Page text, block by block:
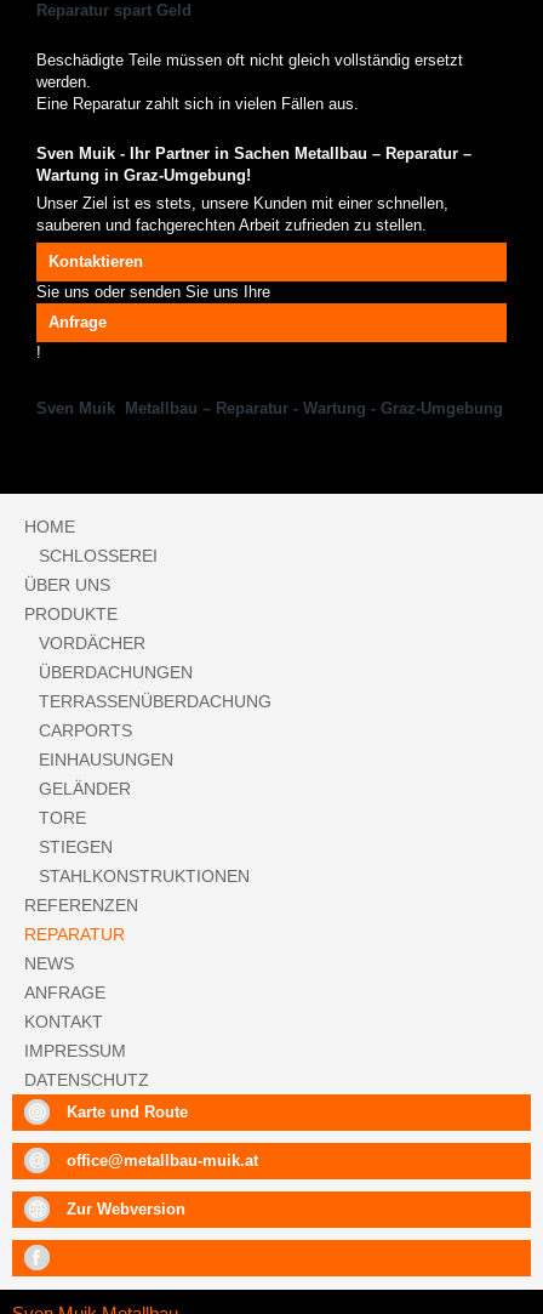
Reparatur spart Geld
Beschädigte Teile müssen oft nicht gleich vollständig ersetzt
werden.
Eine Reparatur zahlt sich in vielen Fällen aus.
Sven Muik - Ihr Partner in Sachen Metallbau – Reparatur –
Wartung in Graz-Umgebung!
Unser Ziel ist es stets, unsere Kunden mit einer schnellen,
sauberen und fachgerechten Arbeit zufrieden zu stellen.
Kontaktieren
Sie uns oder senden Sie uns Ihre
Anfrage
!
Sven Muik Metallbau – Reparatur - Wartung - Graz-Umgebung
HOME
SCHLOSSEREI
ÜBER UNS
PRODUKTE
VORDÄCHER
ÜBERDACHUNGEN
TERRASSENÜBERDACHUNG
CARPORTS
EINHAUSUNGEN
GELÄNDER
TORE
STIEGEN
STAHLKONSTRUKTIONEN
REFERENZEN
REPARATUR
NEWS
ANFRAGE
KONTAKT
IMPRESSUM
DATENSCHUTZ
Karte und Route
office@metallbau-muik.at
Zur Webversion
diesem
Link